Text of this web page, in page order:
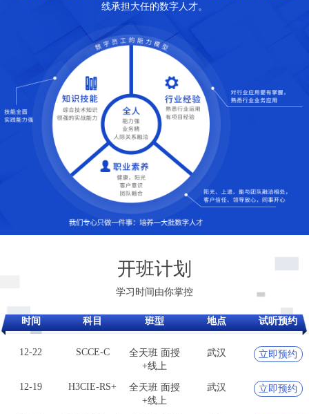
线承担大任的数字人才。
开班计划
学习时间由你掌控
时间 科目 班型 地点 试听预约
H3CIE-RS+
全天班 面授
+线上
+线上
+线上
12-23
SCSE（技服/
安服）
全天班 面授
+线上
武汉 立即预约
12-22 SCCE-C
全天班 面授
+线上
武汉 立即预约
12-19 H3CIE-RS+
全天班 面授
+线上
武汉 立即预约